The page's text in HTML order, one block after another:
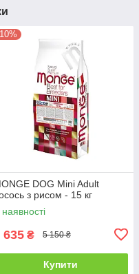
DOG Mini Adult
з рисом - 15 кг
635 ₴ 5 150 ₴
Купити